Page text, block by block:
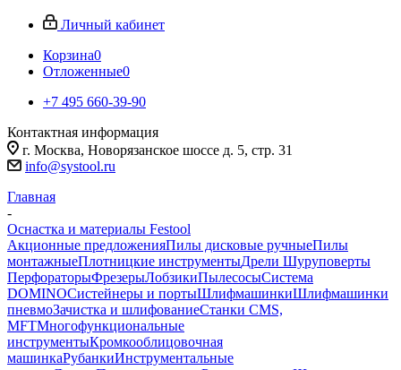
Личный кабинет
Корзина0
Отложенные0
+7 495 660-39-90
Контактная информация
г. Москва, Новорязанское шоссе д. 5, стр. 31
info@systool.ru
Главная
-
Оснастка и материалы Festool
Акционные предложенияПилы дисковые ручныеПилы
монтажныеПлотницкие инструментыДрели Шуруповерты
ПерфораторыФрезерыЛобзикиПылесосыСистема
DOMINOСистейнеры и портыШлифмашинкиШлифмашинки
пневмоЗачистка и шлифованиеСтанки CMS,
MFTМногофункциональные
инструментыКромкооблицовочная
машинкаРубанкиИнструментальные